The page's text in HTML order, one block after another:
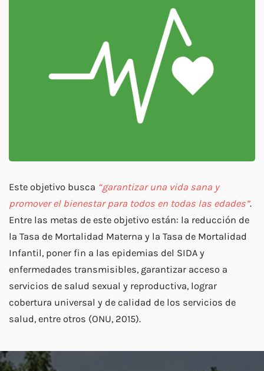
Este objetivo busca “garantizar una vida sana y
promover el bienestar para todos en todas las edades”.
Entre las metas de este objetivo están: la reducción de
la Tasa de Mortalidad Materna y la Tasa de Mortalidad
Infantil, poner fin a las epidemias del SIDA y
enfermedades transmisibles, garantizar acceso a
servicios de salud sexual y reproductiva, lograr
cobertura universal y de calidad de los servicios de
salud, entre otros (ONU, 2015).